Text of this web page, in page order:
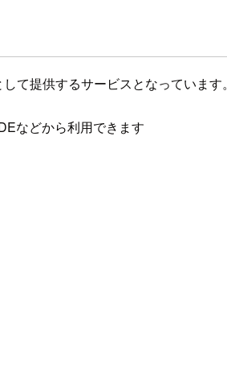
て提供するサービスとなっています。
などから利用できます